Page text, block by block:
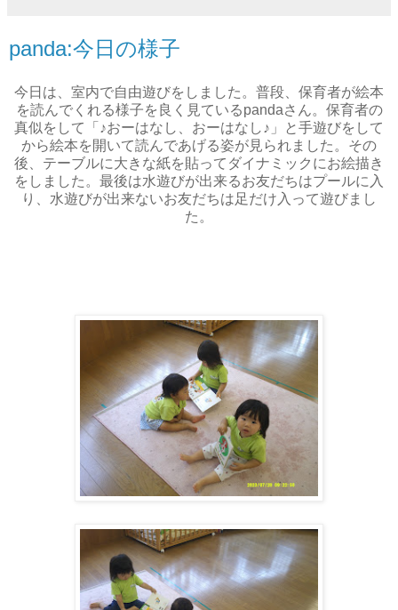
panda:今日の様子
今日は、室内で自由遊びをしました。普段、保育者が絵本
を読んでくれる様子を良く見ているpandaさん。保育者の
真似をして「♪おーはなし、おーはなし♪」と手遊びをして
から絵本を開いて読んであげる姿が見られました。その
後、テーブルに大きな紙を貼ってダイナミックにお絵描き
をしました。最後は水遊びが出来るお友だちはプールに入
り、水遊びが出来ないお友だちは足だけ入って遊びまし
た。